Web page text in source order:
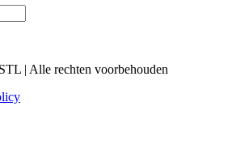
| Alle rechten voorbehouden